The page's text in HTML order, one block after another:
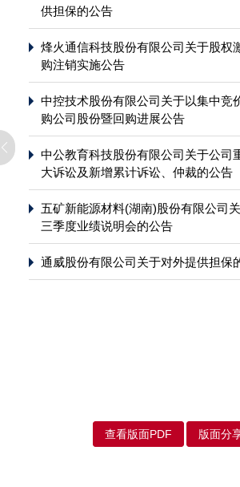
供担保的公告
烽火通信科技股份有限公司关于股权
购注销实施公告
中控技术股份有限公司关于以集中竞
购公司股份暨回购进展公告
中公教育科技股份有限公司关于公司
大诉讼及新增累计诉讼、仲裁的公告
五矿新能源材料(湖南)股份有限公司
三季度业绩说明会的公告
通威股份有限公司关于对外提供担保
查看版面PDF 版面分